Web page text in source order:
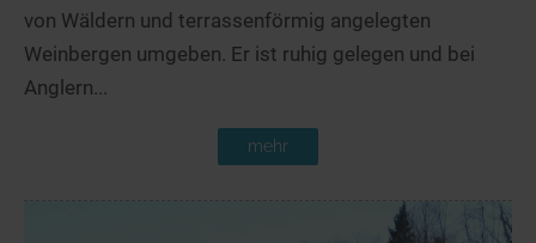
von Wäldern und terrassenförmig angelegten
Weinbergen umgeben. Er ist ruhig gelegen und bei
Anglern...
mehr